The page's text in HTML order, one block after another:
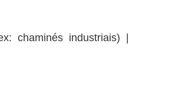
chaminés industriais) |